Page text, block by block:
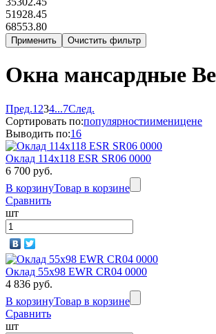
51928.45
68553.80
Окна мансардные
Пред.1 234...7След.
Сортировать по:популярностиименицене
Выводить по:16
Оклад 114х118 ESR SR06 0000
6 700 руб.
В корзинуТовар в корзине
Сравнить
шт
Оклад 55x98 EWR CR04 0000
4 836 руб.
В корзинуТовар в корзине
Сравнить
шт